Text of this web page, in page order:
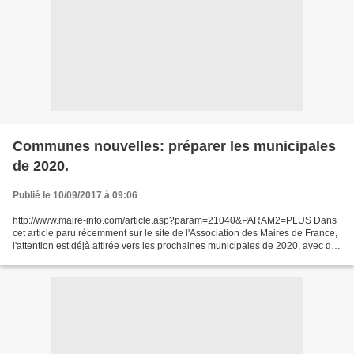
Communes nouvelles: préparer les municipales
de 2020.
Publié le 10/09/2017 à 09:06
http://www.maire-info.com/article.asp?param=21040&PARAM2=PLUS Dans
cet article paru récemment sur le site de l'Association des Maires de France,
l'attention est déjà attirée vers les prochaines municipales de 2020, avec des